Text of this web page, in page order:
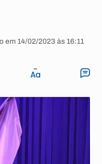
em 14/02/2023 às 16:11